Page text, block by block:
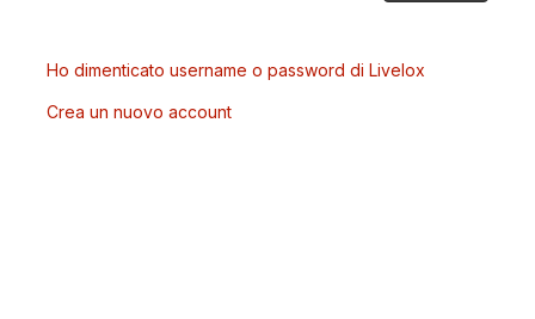
Ho dimenticato username o password di Livelox
Crea un nuovo account